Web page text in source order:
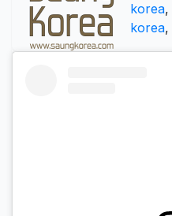
korea,
korea,